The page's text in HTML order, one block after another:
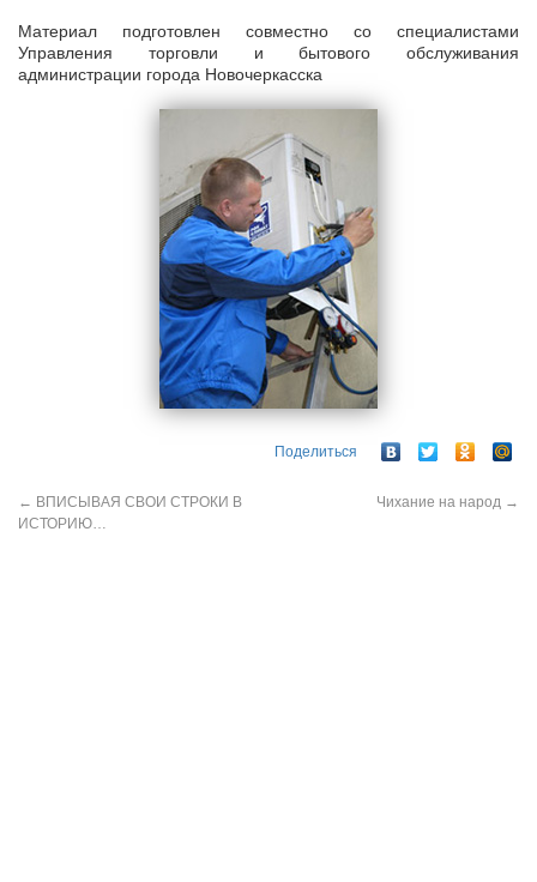
Материал подготовлен совместно со специалистами
Управления торговли и бытового обслуживания
администрации города Новочеркасска
Поделиться
← ВПИСЫВАЯ СВОИ СТРОКИ В
ИСТОРИЮ…
Чихание на народ →